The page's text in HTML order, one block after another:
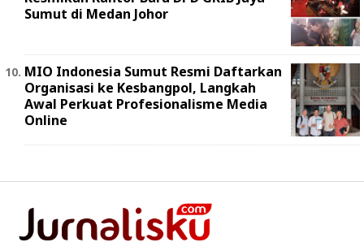
Sumut di Medan Johor
MIO Indonesia Sumut Resmi Daftarkan
Organisasi ke Kesbangpol, Langkah
Awal Perkuat Profesionalisme Media
Online